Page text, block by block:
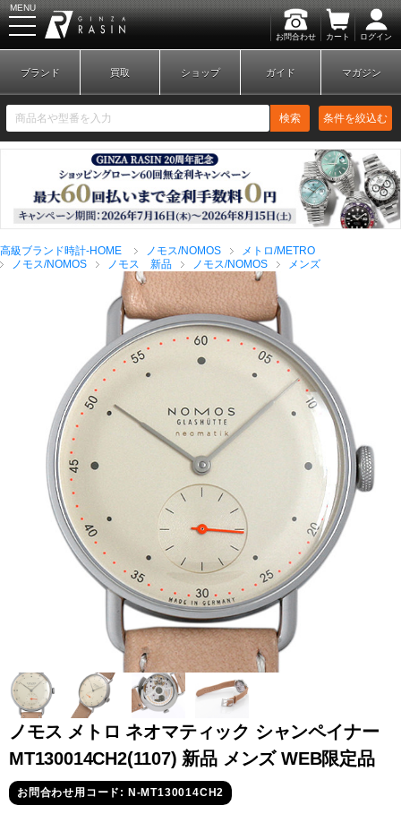
お問合わせ カート ログイン
MENU
新規会員登録 ログイン
ブランドから探す
全てのブランドを見
る
ロレックス
パテック
フィリップ
ウブロ
グランド
セイコー
オメガ
ブランド 買取 ショップ ガイド マガジン
検索 条件を絞込む
高級ブランド時計-HOME ノモス/NOMOS
メトロ/METRO
ノモス/NOMOS
ノモス 新品 ノモス/NOMOS メンズ
ノモス メトロ ネオマティック シャンペイナー
MT130014CH2(1107) 新品 メンズ WEB限定品
お問合わせ用コード: N-MT130014CH2